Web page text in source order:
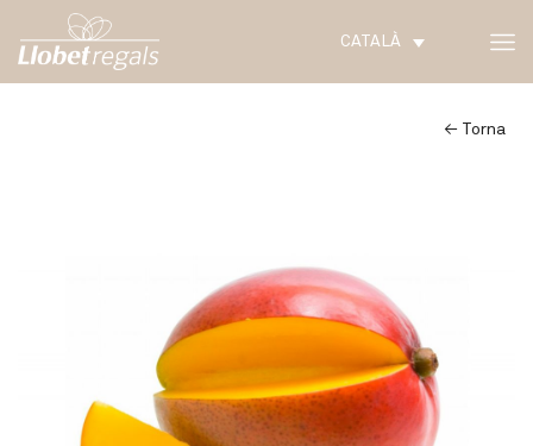
CATALÀ
← Torna